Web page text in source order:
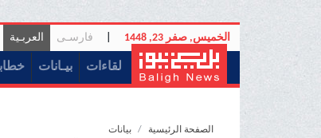
الخميس, صفر 23, 1448 فارسـی العربـیة
لقاءات بیـانات
الصفحة الرئيسية بیانات